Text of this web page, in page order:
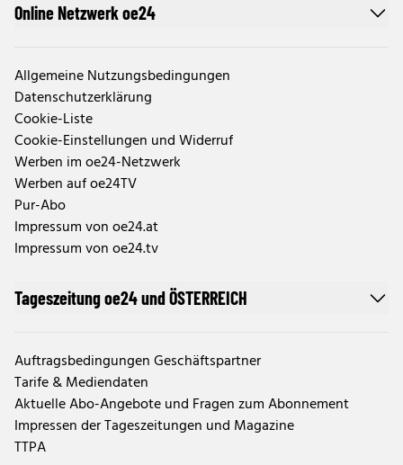
Online Netzwerk oe24
Allgemeine Nutzungsbedingungen
Datenschutzerklärung
Cookie-Liste
Cookie-Einstellungen und Widerruf
Werben im oe24-Netzwerk
Werben auf oe24TV
Pur-Abo
Impressum von oe24.at
Impressum von oe24.tv
Tageszeitung oe24 und ÖSTERREICH
Auftragsbedingungen Geschäftspartner
Tarife & Mediendaten
Aktuelle Abo-Angebote und Fragen zum Abonnement
Impressen der Tageszeitungen und Magazine
TTPA